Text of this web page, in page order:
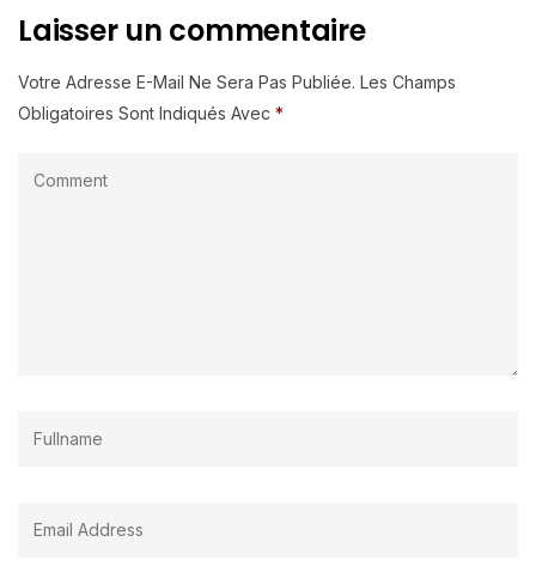
Laisser un commentaire
Votre Adresse E-Mail Ne Sera Pas Publiée. Les Champs
Obligatoires Sont Indiqués Avec *